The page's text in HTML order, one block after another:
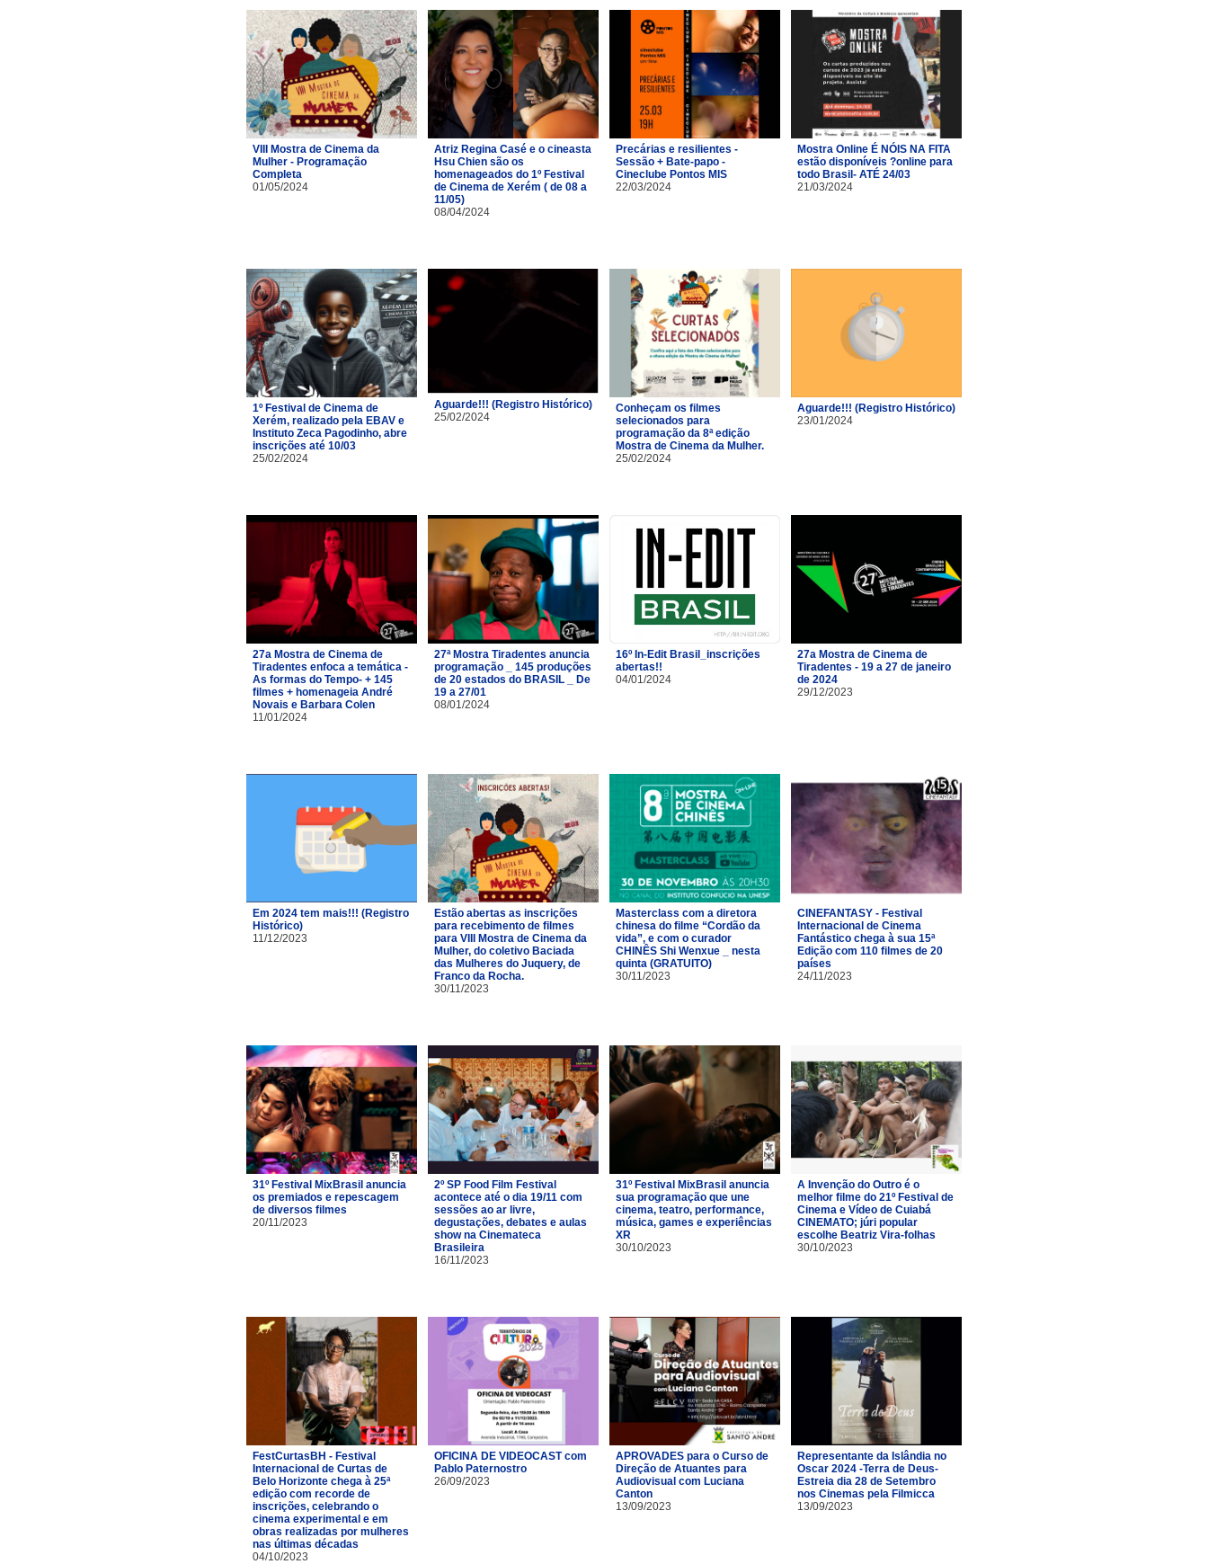
VIII Mostra de Cinema da
Mulher - Programação
Completa
01/05/2024
Atriz Regina Casé e o cineasta
Hsu Chien são os
homenageados do 1º Festival
de Cinema de Xerém ( de 08 a
11/05)
08/04/2024
Precárias e resilientes -
Sessão + Bate-papo -
Cineclube Pontos MIS
22/03/2024
Mostra Online É NÓIS NA FITA
estão disponíveis ?online para
todo Brasil- ATÉ 24/03
21/03/2024
1º Festival de Cinema de
Xerém, realizado pela EBAV e
Instituto Zeca Pagodinho, abre
inscrições até 10/03
25/02/2024
Aguarde!!! (Registro Histórico)
25/02/2024
Conheçam os filmes
selecionados para
programação da 8ª edição
Mostra de Cinema da Mulher.
25/02/2024
Aguarde!!! (Registro Histórico)
23/01/2024
27a Mostra de Cinema de
Tiradentes enfoca a temática -
As formas do Tempo- + 145
filmes + homenageia André
Novais e Barbara Colen
11/01/2024
27ª Mostra Tiradentes anuncia
programação _ 145 produções
de 20 estados do BRASIL _ De
19 a 27/01
08/01/2024
16º In-Edit Brasil_inscrições
abertas!!
04/01/2024
27a Mostra de Cinema de
Tiradentes - 19 a 27 de janeiro
de 2024
29/12/2023
Em 2024 tem mais!!! (Registro
Histórico)
11/12/2023
Estão abertas as inscrições
para recebimento de filmes
para VIII Mostra de Cinema da
Mulher, do coletivo Baciada
das Mulheres do Juquery, de
Franco da Rocha.
30/11/2023
Masterclass com a diretora
chinesa do filme “Cordão da
vida”, e com o curador
CHINÊS Shi Wenxue _ nesta
quinta (GRATUITO)
30/11/2023
CINEFANTASY - Festival
Internacional de Cinema
Fantástico chega à sua 15ª
Edição com 110 filmes de 20
países
24/11/2023
31º Festival MixBrasil anuncia
os premiados e repescagem
de diversos filmes
20/11/2023
2º SP Food Film Festival
acontece até o dia 19/11 com
sessões ao ar livre,
degustações, debates e aulas
show na Cinemateca
Brasileira
16/11/2023
31º Festival MixBrasil anuncia
sua programação que une
cinema, teatro, performance,
música, games e experiências
XR
30/10/2023
A Invenção do Outro é o
melhor filme do 21º Festival de
Cinema e Vídeo de Cuiabá
CINEMATO; júri popular
escolhe Beatriz Vira-folhas
30/10/2023
FestCurtasBH - Festival
Internacional de Curtas de
Belo Horizonte chega à 25ª
edição com recorde de
inscrições, celebrando o
cinema experimental e em
obras realizadas por mulheres
nas últimas décadas
04/10/2023
OFICINA DE VIDEOCAST com
Pablo Paternostro
26/09/2023
APROVADES para o Curso de
Direção de Atuantes para
Audiovisual com Luciana
Canton
13/09/2023
Representante da Islândia no
Oscar 2024 -Terra de Deus-
Estreia dia 28 de Setembro
nos Cinemas pela Filmicca
13/09/2023